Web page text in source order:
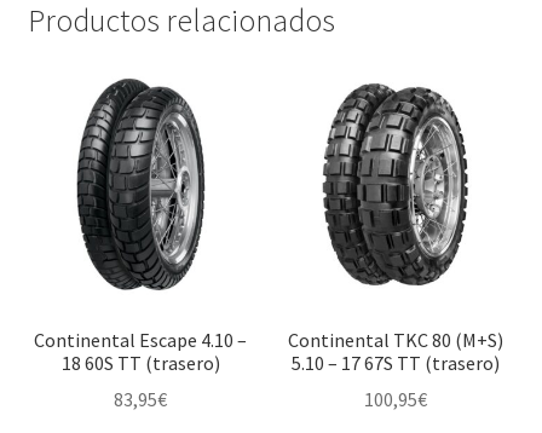
Productos relacionados
Continental Escape 4.10 –
18 60S TT (trasero)
83,95€
Continental TKC 80 (M+S)
5.10 – 17 67S TT (trasero)
100,95€